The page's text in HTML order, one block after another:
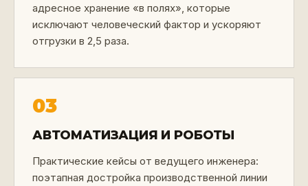
адресное хранение «в полях», которые
исключают человеческий фактор и ускоряют
отгрузки в 2,5 раза.
03
АВТОМАТИЗАЦИЯ И РОБОТЫ
Практические кейсы от ведущего инженера:
поэтапная достройка производственной линии